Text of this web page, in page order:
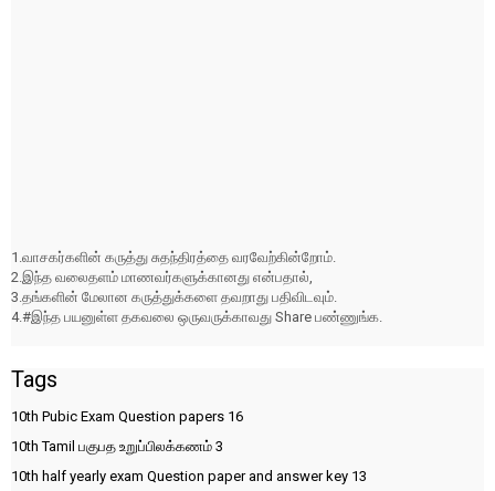
1.வாசகர்களின் கருத்து சுதந்திரத்தை வரவேற்கின்றோம்.
2.இந்த வலைதளம் மாணவர்களுக்கானது என்பதால்,
3.தங்களின் மேலான கருத்துக்களை தவறாது பதிவிடவும்.
4.#இந்த பயனுள்ள தகவலை ஒருவருக்காவது Share பண்ணுங்க.
Tags
10th Pubic Exam Question papers 16
10th Tamil பகுபத உறுப்பிலக்கணம் 3
10th half yearly exam Question paper and answer key 13